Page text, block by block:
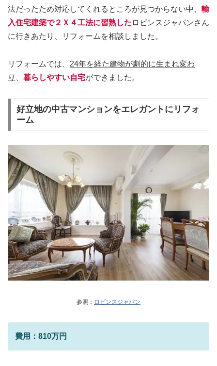
法だったため対応してくれるところが見つからない中、 輸
入住宅建築で２Ｘ４工法に習熟した ロビンスジャパンさん
に行きあたり、リフォームを相談しました。
リフォームでは、 24年を経た建物が劇的に生まれ変わ
り
暮らしやすい自宅ができました。
好立地の中古マンションをエレガントにリフォ
ーム
参照： ロビンスジャパン
費用：810万円